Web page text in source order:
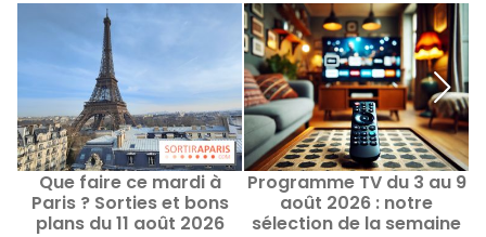
Que faire ce mardi à
Paris ? Sorties et bons
plans du 11 août 2026
Programme TV du 3 au 9
août 2026 : notre
sélection de la semaine